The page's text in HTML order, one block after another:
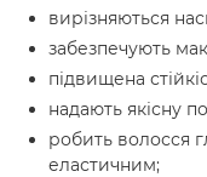
вирізняються
забезпечують
підвищена
надають якісну
робить волосся
еластичним;